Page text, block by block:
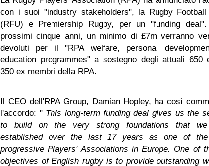
con i suoi "industry stakeholders", la Rugby Football
(RFU) e Premiership Rugby, per un "funding
prossimi cinque anni, un minimo di £7m verranno
devoluti per il "RPA welfare, personal
education programmes" a sostegno degli attuali 650
350 ex membri della RPA.
Il CEO dell'RPA Group, Damian Hopley, ha così
l'accordo: " This long-term funding deal gives us the
to build on the very strong foundations that
established over the last 17 years as one of
progressive Players' Associations in Europe. One of
objectives of English rugby is to provide outstanding